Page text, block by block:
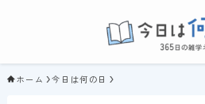
ホーム 今日は何の日